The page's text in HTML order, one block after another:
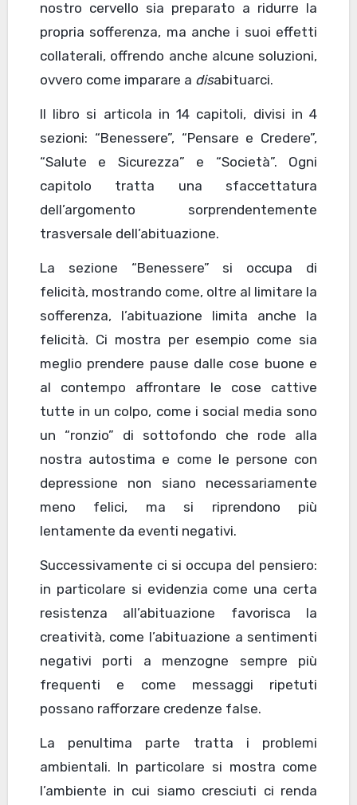
nostro cervello sia preparato a ridurre la
propria sofferenza, ma anche i suoi effetti
collaterali, offrendo anche alcune soluzioni,
ovvero come imparare a disabituarci.
Il libro si articola in 14 capitoli, divisi in 4
sezioni: “Benessere”, “Pensare e Credere”,
“Salute e Sicurezza” e “Società”. Ogni
capitolo tratta una sfaccettatura
dell’argomento sorprendentemente
trasversale dell’abituazione.
La sezione “Benessere” si occupa di
felicità, mostrando come, oltre al limitare la
sofferenza, l’abituazione limita anche la
felicità. Ci mostra per esempio come sia
meglio prendere pause dalle cose buone e
al contempo affrontare le cose cattive
tutte in un colpo, come i social media sono
un “ronzio” di sottofondo che rode alla
nostra autostima e come le persone con
depressione non siano necessariamente
meno felici, ma si riprendono più
lentamente da eventi negativi.
Successivamente ci si occupa del pensiero:
in particolare si evidenzia come una certa
resistenza all’abituazione favorisca la
creatività, come l’abituazione a sentimenti
negativi porti a menzogne sempre più
frequenti e come messaggi ripetuti
possano rafforzare credenze false.
La penultima parte tratta i problemi
ambientali. In particolare si mostra come
l’ambiente in cui siamo cresciuti ci renda